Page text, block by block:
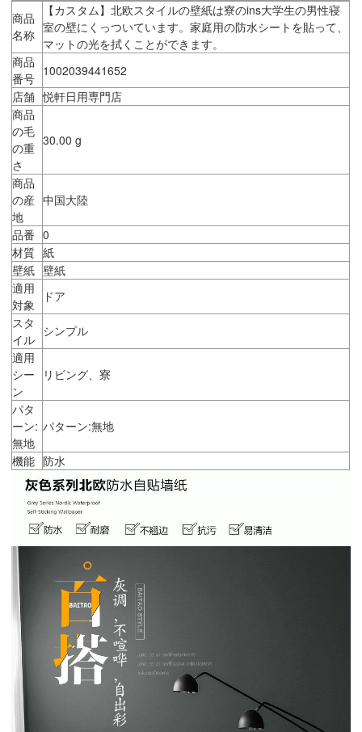
商品
名称
【カスタム】北欧スタイルの壁紙は寮のins大学生の男性寝
室の壁にくっついています。家庭用の防水シートを貼って、
マットの光を拭くことができます。
商品
番号 1002039441652
店舗 悦軒日用専門店
商品
の毛
の重
さ
30.00 g
商品
の産
地
中国大陸
品番 0
材質 紙
壁紙 壁紙
適用
対象
ドア
スタ
イル
シンプル
適用
シー
ン
リビング、寮
パタ
ーン:
無地
パターン:無地
機能 防水